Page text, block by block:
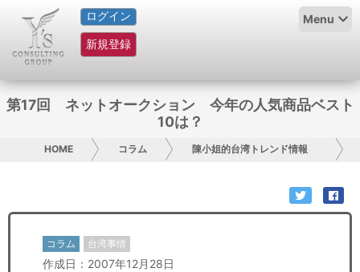
ログイン
新規登録
Menu
HOME
サービス紹介
お問い合わせ
日本人にPR
第17回 ネットオークション 今年の人気商品ベスト
10は？
HOME コラム 陳小姐的台湾トレンド情報
コラム 台湾事情
作成日：2007年12月28日